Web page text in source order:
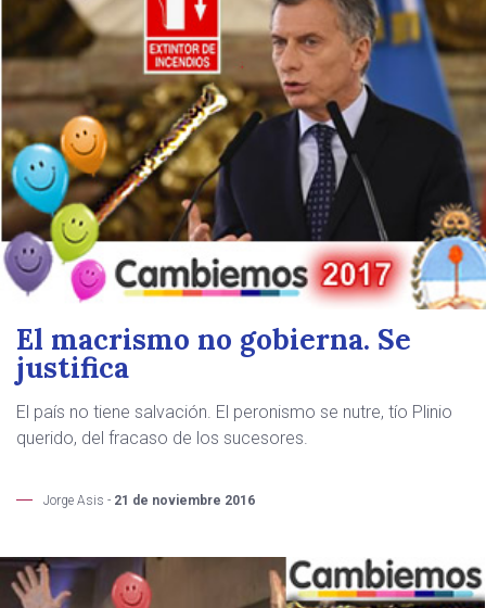
El macrismo no gobierna. Se
justifica
El país no tiene salvación. El peronismo se nutre, tío Plinio
querido, del fracaso de los sucesores.
Jorge Asis - 21 de noviembre 2016